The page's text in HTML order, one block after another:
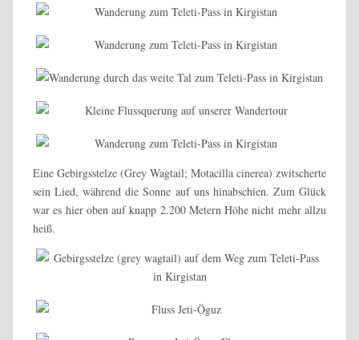
Eine Gebirgsstelze (Grey Wagtail; Motacilla cinerea) zwitscherte
sein Lied, während die Sonne auf uns hinabschien. Zum Glück
war es hier oben auf knapp 2.200 Metern Höhe nicht mehr allzu
heiß.